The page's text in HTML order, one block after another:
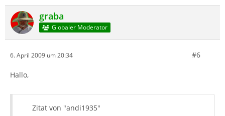
graba
Globaler Moderator
6. April 2009 um 20:34 #6
Hallo,
Zitat von "andi1935"